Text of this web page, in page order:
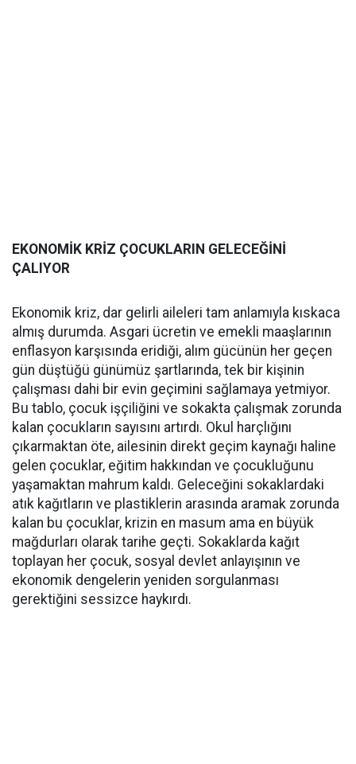
EKONOMİK KRİZ ÇOCUKLARIN GELECEĞİNİ
ÇALIYOR
Ekonomik kriz, dar gelirli aileleri tam anlamıyla kıskaca
almış durumda. Asgari ücretin ve emekli maaşlarının
enflasyon karşısında eridiği, alım gücünün her geçen
gün düştüğü günümüz şartlarında, tek bir kişinin
çalışması dahi bir evin geçimini sağlamaya yetmiyor.
Bu tablo, çocuk işçiliğini ve sokakta çalışmak zorunda
kalan çocukların sayısını artırdı. Okul harçlığını
çıkarmaktan öte, ailesinin direkt geçim kaynağı haline
gelen çocuklar, eğitim hakkından ve çocukluğunu
yaşamaktan mahrum kaldı. Geleceğini sokaklardaki
atık kağıtların ve plastiklerin arasında aramak zorunda
kalan bu çocuklar, krizin en masum ama en büyük
mağdurları olarak tarihe geçti. Sokaklarda kağıt
toplayan her çocuk, sosyal devlet anlayışının ve
ekonomik dengelerin yeniden sorgulanması
gerektiğini sessizce haykırdı.